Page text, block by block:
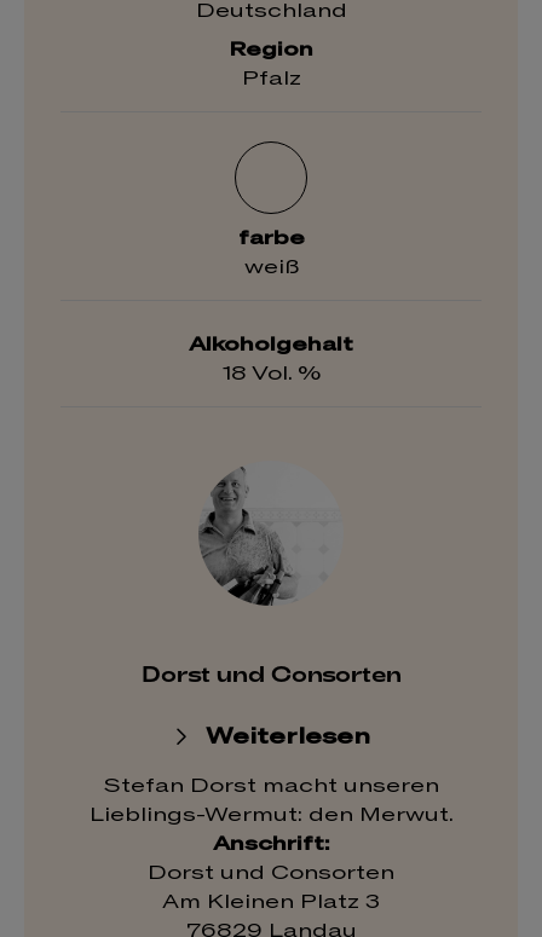
Deutschland
Region
Pfalz
farbe
weiß
Alkoholgehalt
18 Vol. %
Dorst und Consorten
Weiterlesen
Stefan Dorst macht unseren
Lieblings-Wermut: den Merwut.
Anschrift:
Dorst und Consorten
Am Kleinen Platz 3
76829 Landau